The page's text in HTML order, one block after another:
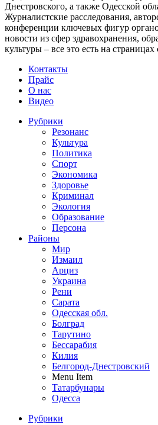
Днестровского, а также Одесской
Журналистские расследования,
конференции ключевых фигур
новости из сфер здравохранения,
культуры – все это есть на страницах
Контакты
Прайс
О нас
Видео
Рубрики
Резонанс
Культура
Политика
Спорт
Экономика
Здоровье
Криминал
Экология
Образование
Персона
Районы
Мир
Измаил
Арциз
Украина
Рени
Сарата
Одесская обл.
Болград
Тарутино
Бессарабия
Килия
Белгород-Днестровский
Menu Item
Татарбунары
Одесса
Рубрики